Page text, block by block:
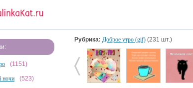
(1151)
ночи (523)
Рубрика: Доброе утро (gif) (231 шт.)